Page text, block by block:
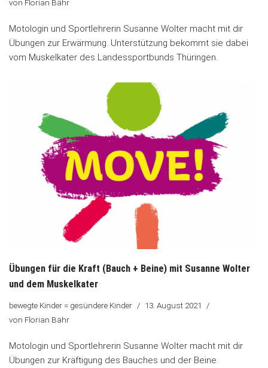
von Florian Bähr
Motologin und Sportlehrerin Susanne Wolter macht mit dir
Übungen zur Erwärmung. Unterstützung bekommt sie dabei
vom Muskelkater des Landessportbunds Thüringen.
Übungen für die Kraft (Bauch + Beine) mit Susanne Wolter
und dem Muskelkater
bewegte Kinder = gesündere Kinder
13. August 2021
von Florian Bähr
Motologin und Sportlehrerin Susanne Wolter macht mit dir
Übungen zur Kräftigung des Bauches und der Beine.